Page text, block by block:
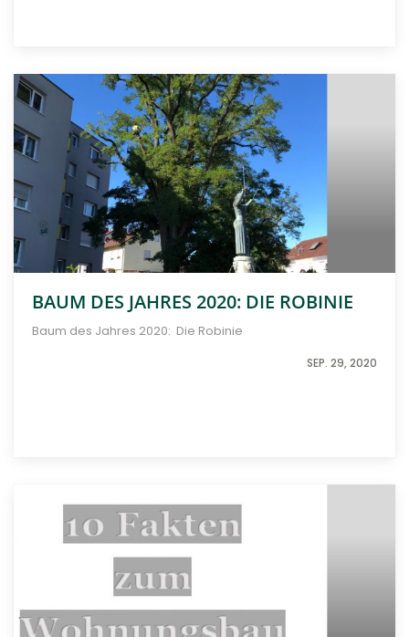
BAUM DES JAHRES 2020: DIE ROBINIE
Baum des Jahres 2020: Die Robinie
SEP. 29, 2020